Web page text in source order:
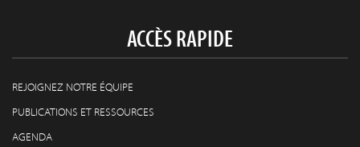
ACCÈS RAPIDE
REJOIGNEZ NOTRE ÉQUIPE
PUBLICATIONS ET RESSOURCES
AGENDA